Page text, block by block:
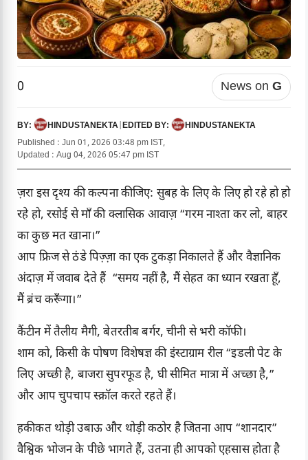
0 News on G
BY: HINDUSTANEKTA EDITED BY:
HINDUSTANEKTA
Published : Jun 01, 2026 03:48 pm IST,
Updated : Aug 04, 2026 05:47 pm IST
ज़रा इस दृश्य की कल्पना कीजिए: सुबह के लिए के लिए हो रहे हो हो
रहे हो, रसोई से माँ की क्लासिक आवाज़ “गरम नाश्ता कर लो, बाहर
का कुछ मत खाना।”
आप फ्रिज से ठंडे पिज़्ज़ा का एक टुकड़ा निकालते हैं और वैज्ञानिक
अंदाज़ में जवाब देते हैं “समय नहीं है, मैं सेहत का ध्यान रखता हूँ,
मैं ब्रंच करूँगा।”
कैंटीन में तैलीय मैगी, बेतरतीब बर्गर, चीनी से भरी कॉफी।
शाम को, किसी के पोषण विशेषज्ञ की इंस्टाग्राम रील “इडली पेट के
लिए अच्छी है, बाजरा सुपरफूड है, घी सीमित मात्रा में अच्छा है,”
और आप चुपचाप स्क्रॉल करते रहते हैं।
हकीकत थोड़ी उबाऊ और थोड़ी कठोर है जितना आप “शानदार”
वैश्विक भोजन के पीछे भागते हैं, उतना ही आपको एहसास होता है